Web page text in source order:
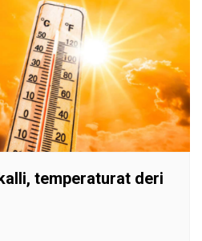
temperaturat deri